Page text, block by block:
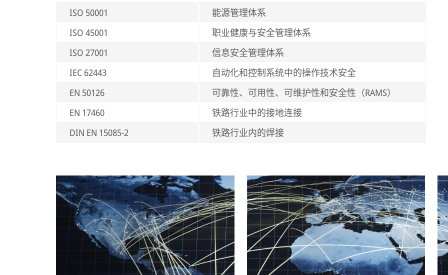
ISO 50001
能源管理体系
ISO 45001
职业健康与安全管理体系
ISO 27001
信息安全管理体系
IEC 62443
自动化和控制系统中的操作技术安全
EN 50126
可靠性、可用性、可维护性和安全性（RAMS）
EN 17460
铁路行业中的接地连接
DIN EN 15085-2
铁路行业内的焊接